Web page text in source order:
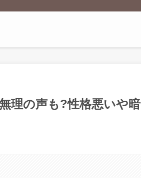
理の声も?性格悪いや暗